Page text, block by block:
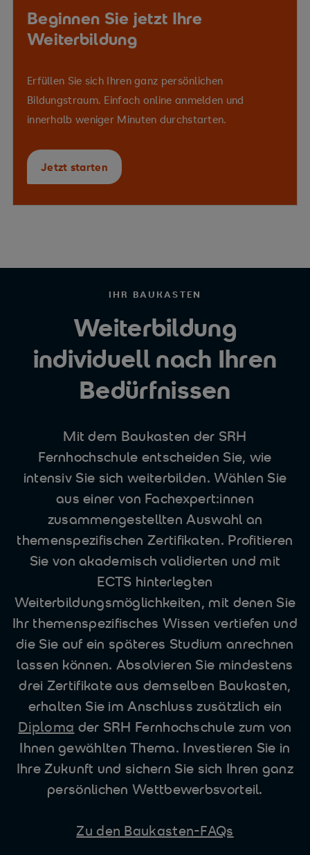
Beginnen Sie jetzt Ihre
Weiterbildung
Erfüllen Sie sich Ihren ganz persönlichen
Bildungstraum. Einfach online anmelden und
innerhalb weniger Minuten durchstarten.
Jetzt starten
IHR BAUKASTEN
Weiterbildung
individuell nach Ihren
Bedürfnissen
Mit dem Baukasten der SRH
Fernhochschule entscheiden Sie, wie
intensiv Sie sich weiterbilden. Wählen Sie
aus einer von Fachexpert:innen
zusammengestellten Auswahl an
themenspezifischen Zertifikaten. Profitieren
Sie von akademisch validierten und mit
ECTS hinterlegten
Weiterbildungsmöglichkeiten, mit denen Sie
Ihr themenspezifisches Wissen vertiefen und
die Sie auf ein späteres Studium anrechnen
lassen können. Absolvieren Sie mindestens
drei Zertifikate aus demselben Baukasten,
erhalten Sie im Anschluss zusätzlich ein
Diploma der SRH Fernhochschule zum von
Ihnen gewählten Thema. Investieren Sie in
Ihre Zukunft und sichern Sie sich Ihren ganz
persönlichen Wettbewerbsvorteil.
Zu den Baukasten-FAQs